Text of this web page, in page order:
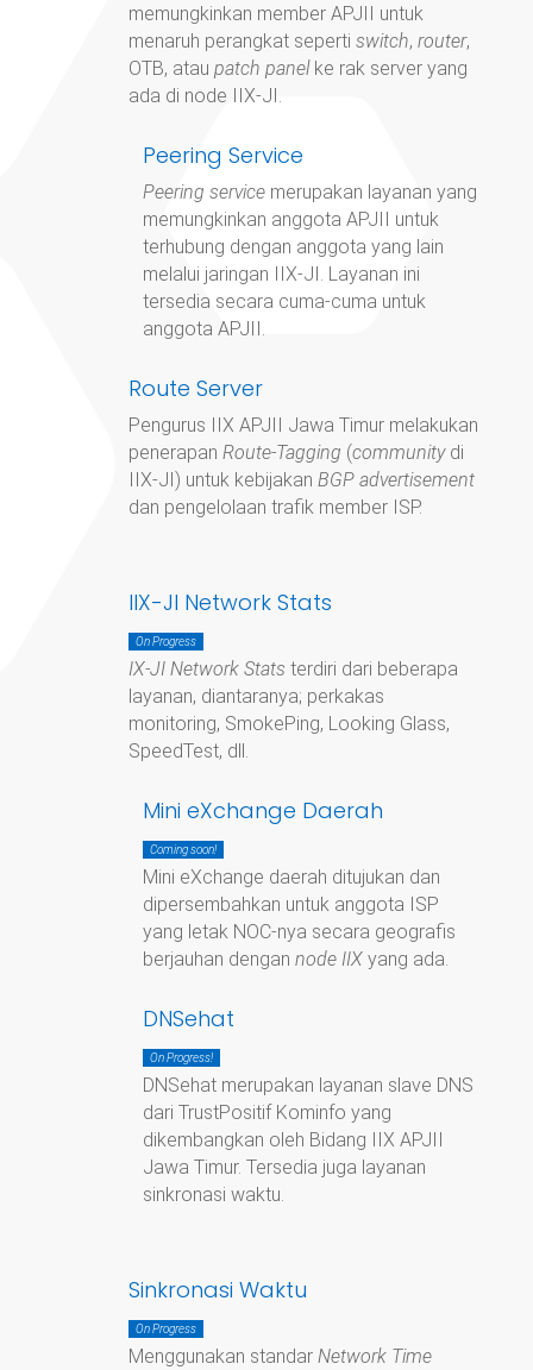
memungkinkan member APJII untuk
menaruh perangkat seperti switch, router,
OTB, atau patch panelke rak server yang
ada di node IIX-JI.
Peering Service
Peering servicemerupakan layanan yang
memungkinkan anggota APJII untuk
terhubung dengan anggota yang lain
melalui jaringan IIX-JI. Layanan ini
tersedia secara cuma-cuma untuk
anggota APJII.
Route Server
Pengurus IIX APJII Jawa Timur melakukan
penerapan Route-Tagging (communitydi
IIX-JI) untuk kebijakan BGP advertisement
dan pengelolaan trafik member ISP.
IIX-JI Network Stats
On Progress
IX-JI Network Stats terdiri dari beberapa
layanan, diantaranya; perkakas
monitoring, SmokePing, Looking Glass,
SpeedTest, dll.
Mini eXchange Daerah
Coming soon!
Mini eXchange daerah ditujukan dan
dipersembahkan untuk anggota ISP
yang letak NOC-nya secara geografis
berjauhan dengan node IIXyang ada.
DNSehat
On Progress!
DNSehat merupakan layanan slave DNS
dari TrustPositif Kominfo yang
dikembangkan oleh Bidang IIX APJII
Jawa Timur. Tersedia juga layanan
sinkronasi waktu.
Sinkronasi Waktu
On Progress
Menggunakan standar Network Time